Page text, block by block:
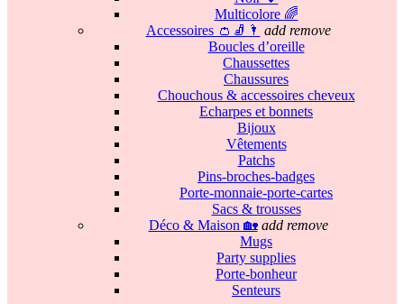
Multicolore 🌈
Accessoires 👛🧦🌂 add remove
Boucles d’oreille
Chaussettes
Chaussures
Chouchous & accessoires cheveux
Echarpes et bonnets
Bijoux
Vêtements
Patchs
Pins-broches-badges
Porte-monnaie-porte-cartes
Sacs & trousses
Déco & Maison 🏡 add remove
Mugs
Party supplies
Porte-bonheur
Senteurs